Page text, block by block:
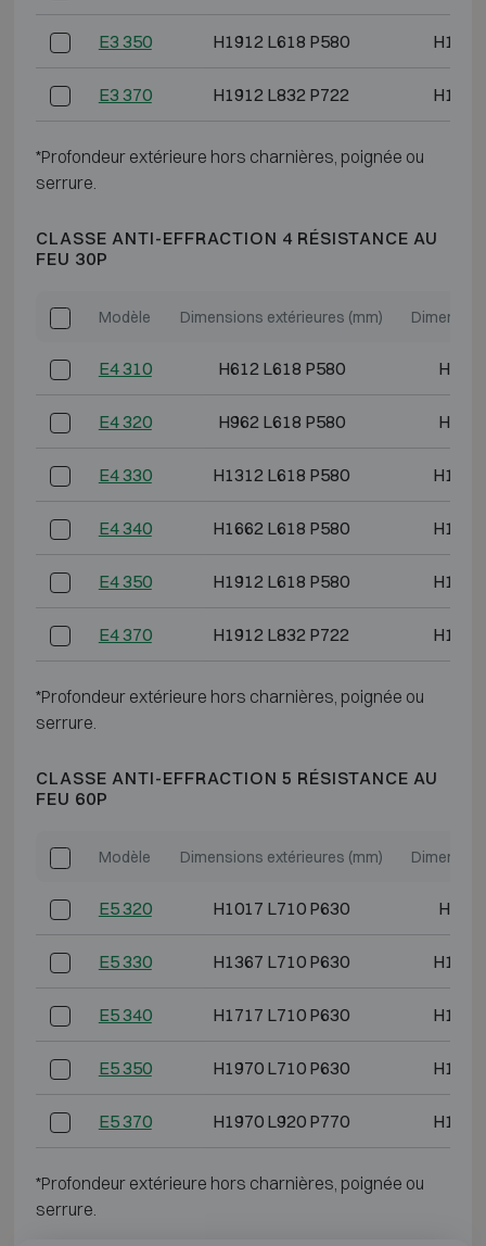
E3 350 H1912 L618 P580
E3 370 H1912 L832 P722
*Profondeur extérieure hors charnières, poignée ou
serrure.
CLASSE ANTI-EFFRACTION 4 RÉSISTANCE AU
FEU 30P
Modèle Dimensions extérieures (mm)
E4 310 H612 L618 P580 H493
E4 320 H962 L618 P580 H843
E4 330 H1312 L618 P580
E4 340 H1662 L618 P580
E4 350 H1912 L618 P580
E4 370 H1912 L832 P722
*Profondeur extérieure hors charnières, poignée ou
serrure.
CLASSE ANTI-EFFRACTION 5 RÉSISTANCE AU
FEU 60P
Modèle Dimensions extérieures (mm)
E5 320 H1017 L710 P630 H840
E5 330 H1367 L710 P630
E5 340 H1717 L710 P630
E5 350 H1970 L710 P630
E5 370 H1970 L920 P770
*Profondeur extérieure hors charnières, poignée ou
serrure.